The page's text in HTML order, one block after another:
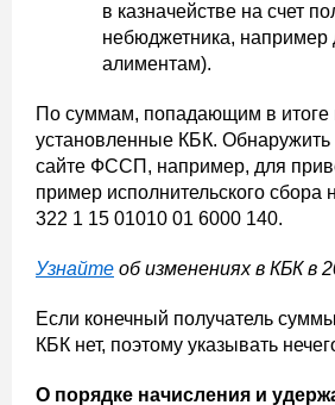
в казначействе на счет
небюджетника, например
алиментам).
По суммам, попадающим в итоге
установленные КБК.
сайте ФССП, например, для
пример исполнительского сбора
322 1 15 01010 01 6000 140.
Узнайте об изменениях в КБК в
Если конечный получатель
КБК нет, поэтому указывать
О порядке начисления и